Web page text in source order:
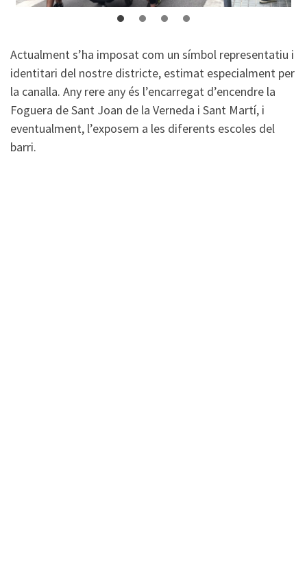
Actualment s’ha imposat com un símbol representatiu i
identitari del nostre districte, estimat especialment per
la canalla. Any rere any és l’encarregat d’encendre la
Foguera de Sant Joan de la Verneda i Sant Martí, i
eventualment, l’exposem a les diferents escoles del
barri.